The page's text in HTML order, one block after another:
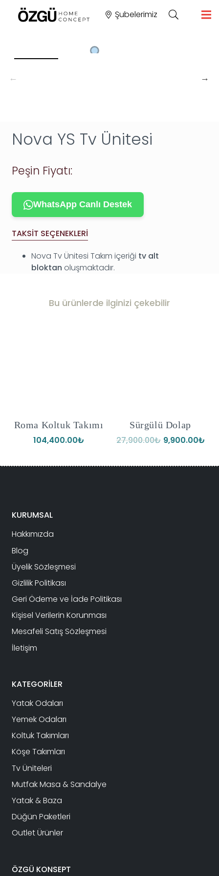
Şubelerimiz
Nova YS Tv Ünitesi
Peşin Fiyatı:
WhatsApp Canlı Destek
TAKSIT SEÇENEKLERI
Nova Tv Ünitesi Takım içeriği tv alt
bloktan oluşmaktadır.
Bu ürünlerde ilginizi çekebilir
Roma Koltuk Takımı
104,400.00₺
Sürgülü Dolap
27,900.00₺ Orijinal
27,900.00₺.
9,900.00₺Şu
KURUMSAL
Hakkımızda
Blog
Üyelik Sözleşmesi
Gizlilik Politikası
Geri Ödeme ve İade Politikası
Kişisel Verilerin Korunması
Mesafeli Satış Sözleşmesi
İletişim
KATEGORİLER
Yatak Odaları
Yemek Odaları
Koltuk Takımları
Köşe Takımları
Tv Üniteleri
Mutfak Masa & Sandalye
Yatak & Baza
Düğün Paketleri
Outlet Ürünler
ÖZGÜ KONSEPT